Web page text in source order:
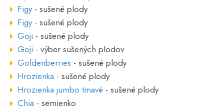
Figy- sušené plody
Figy- sušené plody
Goji - sušené plody
Goji - výber sušených plodov
Goldenberries - sušené plody
Hrozienka - sušené plody
Hrozienka jumbo tmavé - sušené plody
Chia - semienko